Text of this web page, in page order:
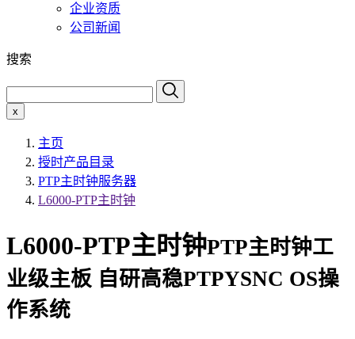
企业资质
公司新闻
搜索
x
主页
授时产品目录
PTP主时钟服务器
L6000-PTP主时钟
L6000-PTP主时钟PTP主时钟工
业级主板 自研高稳PTPYSNC OS操
作系统